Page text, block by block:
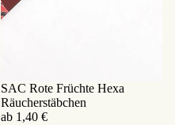
SAC Rote Früchte Hexa
Räucherstäbchen
ab 1,40 €